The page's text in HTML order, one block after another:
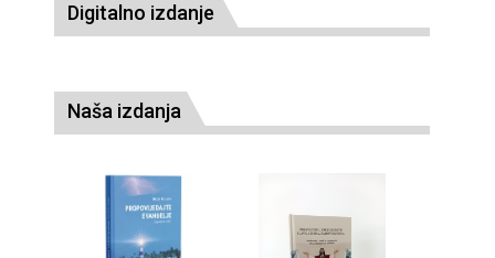
Digitalno izdanje
Naša izdanja